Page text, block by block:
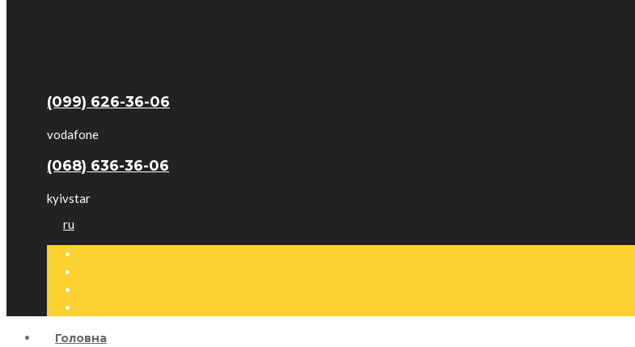
(099) 626-36-06
vodafone
(068) 636-36-06
kyivstar
ru
Головна